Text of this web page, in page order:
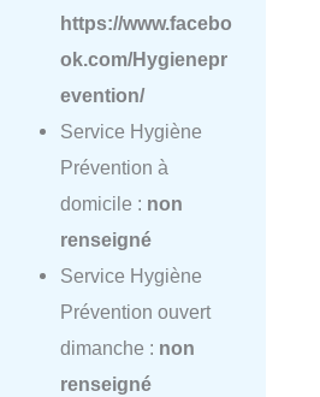
https://www.facebo
ok.com/Hygienepr
evention/
Service Hygiène
Prévention à
domicile : non
renseigné
Service Hygiène
Prévention ouvert
dimanche : non
renseigné